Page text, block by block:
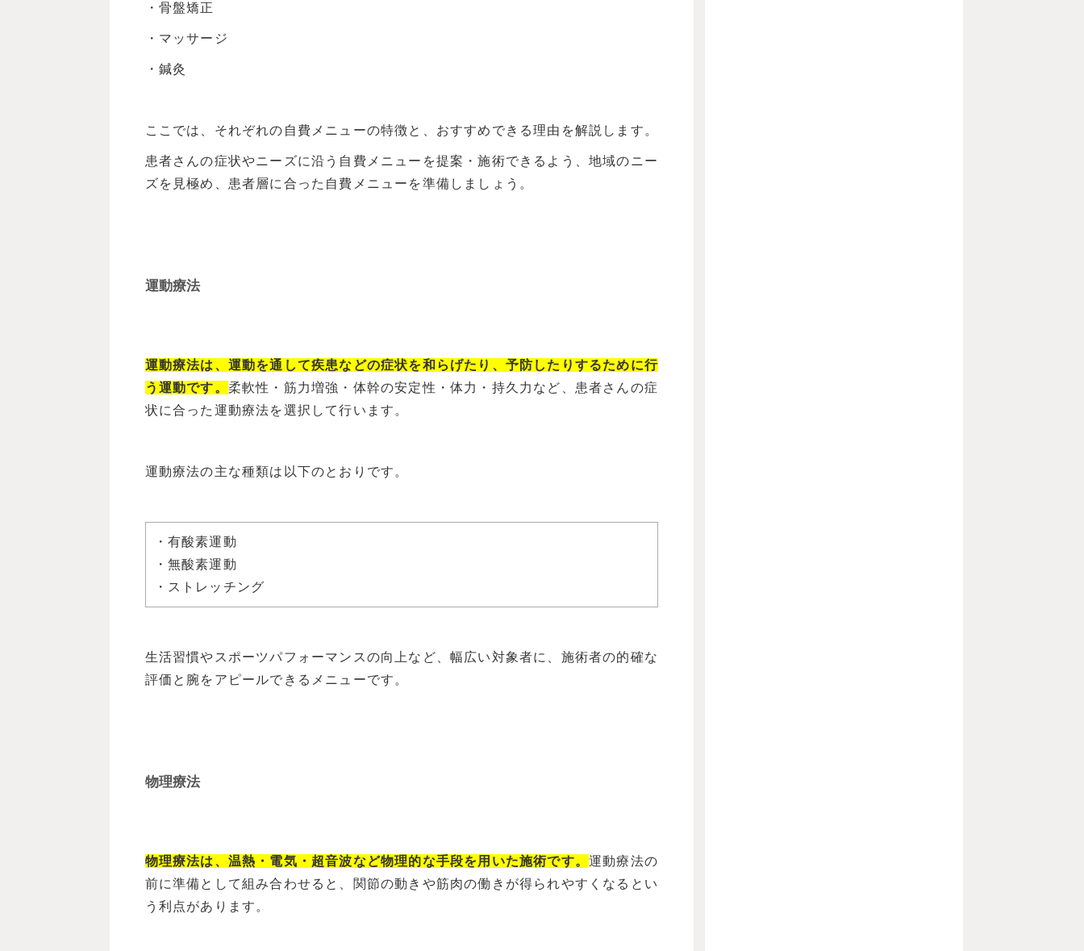
・骨盤矯正
・マッサージ
・鍼灸
ここでは、それぞれの自費メニューの特徴と、おすすめできる理由を解説します。
患者さんの症状やニーズに沿う自費メニューを提案・施術できるよう、地域のニー
ズを見極め、患者層に合った自費メニューを準備しましょう。
運動療法
運動療法は、運動を通して疾患などの症状を和らげたり、予防したりするために行
う運動です。 柔軟性・筋力増強・体幹の安定性・体力・持久力など、患者さんの症
状に合った運動療法を選択して行います。
運動療法の主な種類は以下のとおりです。
・有酸素運動
・無酸素運動
・ストレッチング
生活習慣やスポーツパフォーマンスの向上など、幅広い対象者に、施術者の的確な
評価と腕をアピールできるメニューです。
物理療法
物理療法は、温熱・電気・超音波など物理的な手段を用いた施術です。運動療法の
前に準備として組み合わせると、関節の動きや筋肉の働きが得られやすくなるとい
う利点があります。